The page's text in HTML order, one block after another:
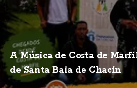
A Música de Costa de
de Santa Baia de Chacín